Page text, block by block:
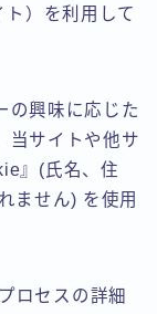
）を利用して
の興味に応じた
当サイトや他サ
』(氏名、住
ません) を使用
ロセスの詳細